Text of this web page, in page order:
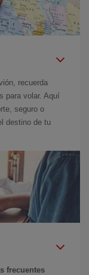
recuerda
para volar. Aquí
seguro o
destino de tu
frecuentes